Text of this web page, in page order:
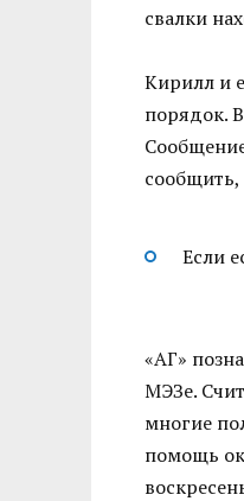
свалки
Кирилл и
порядок.
сообщить,
Если
«АГ»
МЭЗе.
многие
помощь